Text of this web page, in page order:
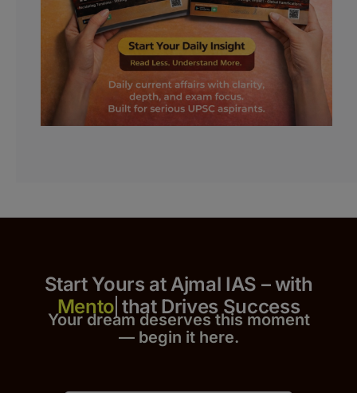
Start Yours at Ajmal IAS – with
that Drives Success
Your dream deserves this moment
— begin it here.